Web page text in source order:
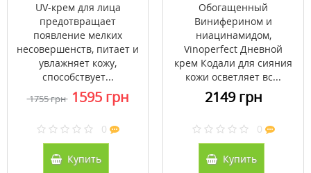
UV-крем для лица
предотвращает
появление мелких
несовершенств, питает и
увлажняет кожу,
способствует...
1755 грн 1595 грн
0
Купить
Обогащенный
Виниферином и
ниацинамидом,
Vinoperfect Дневной
крем Кодали для сияния
кожи осветляет вс...
2149 грн
0
Купить